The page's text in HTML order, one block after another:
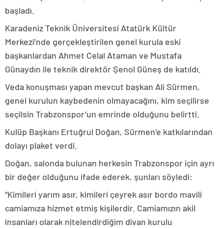
başladı.
Karadeniz Teknik Üniversitesi Atatürk Kültür
Merkezi’nde gerçekleştirilen genel kurula eski
başkanlardan Ahmet Celal Ataman ve Mustafa
Günaydın ile teknik direktör Şenol Güneş de katıldı.
Veda konuşması yapan mevcut başkan Ali Sürmen,
genel kurulun kaybedenin olmayacağını, kim seçilirse
seçilsin Trabzonspor’un emrinde olduğunu belirtti.
Kulüp Başkanı Ertuğrul Doğan, Sürmen’e katkılarından
dolayı plaket verdi.
Doğan, salonda bulunan herkesin Trabzonspor için ayrı
bir değer olduğunu ifade ederek, şunları söyledi:
“Kimileri yarım asır, kimileri çeyrek asır bordo mavili
camiamıza hizmet etmiş kişilerdir. Camiamızın akil
insanları olarak nitelendirdiğim divan kurulu